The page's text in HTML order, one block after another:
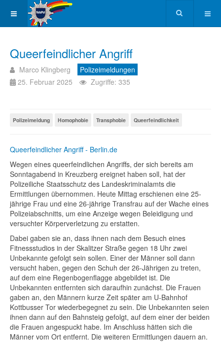
Queerfeindlicher Angriff
Marco Klingberg
Polizeimeldungen
25. Februar 2025
Zugriffe: 335
Polizeimeldung Homophobie Transphobie Queerfeindlichkeit
Queerfeindlicher Angriff - Berlin.de
Wegen eines queerfeindlichen Angriffs, der sich bereits am
Sonntagabend in Kreuzberg ereignet haben soll, hat der
Polizeiliche Staatsschutz des Landeskriminalamts die
Ermittlungen übernommen. Heute Mittag erschienen eine 25-
jährige Frau und eine 26-jährige Transfrau auf der Wache eines
Polizeiabschnitts, um eine Anzeige wegen Beleidigung und
versuchter Körperverletzung zu erstatten.
Dabei gaben sie an, dass ihnen nach dem Besuch eines
Fitnessstudios in der Skalitzer Straße gegen 18 Uhr zwei
Unbekannte gefolgt sein sollen. Einer der Männer soll dann
versucht haben, gegen den Schuh der 26-Jährigen zu treten,
auf dem eine Regenbogenflagge abgebildet ist. Die
Unbekannten entfernten sich daraufhin zunächst. Die Frauen
gaben an, den Männern kurze Zeit später am U-Bahnhof
Kottbusser Tor wiederbegegnet zu sein. Die Unbekannten seien
ihnen dann auf den Bahnsteig gefolgt, auf dem einer der beiden
die Frauen angespuckt habe. Im Anschluss hätten sich die
Männer vom Ort entfernt. Die weiteren Ermittlungen dauern an.